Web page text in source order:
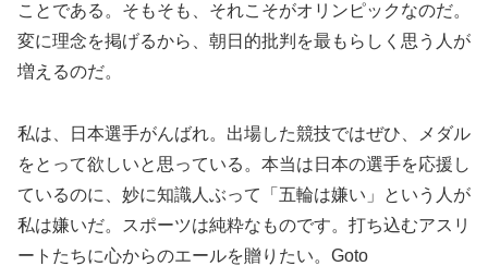
ことである。そもそも、それこそがオリンピックなのだ。
変に理念を掲げるから、朝日的批判を最もらしく思う人が
増えるのだ。
私は、日本選手がんばれ。出場した競技ではぜひ、メダル
をとって欲しいと思っている。本当は日本の選手を応援し
ているのに、妙に知識人ぶって「五輪は嫌い」という人が
私は嫌いだ。スポーツは純粋なものです。打ち込むアスリ
ートたちに心からのエールを贈りたい。Goto